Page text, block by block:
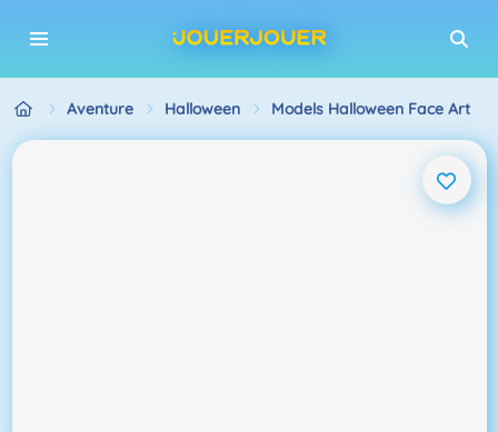
Aventure Halloween Models Halloween Face Art